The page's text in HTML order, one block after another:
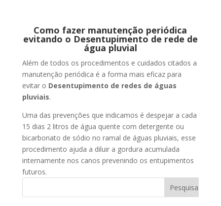
Como fazer manutenção periódica
evitando o Desentupimento de rede de
água pluvial
Além de todos os procedimentos e cuidados citados a
manutenção periódica é a forma mais eficaz para
evitar o Desentupimento de redes de águas
pluviais.
Uma das prevenções que indicamos é despejar a cada
15 dias 2 litros de água quente com detergente ou
bicarbonato de sódio no ramal de águas pluviais, esse
procedimento ajuda a diluir a gordura acumulada
internamente nos canos prevenindo os entupimentos
futuros.